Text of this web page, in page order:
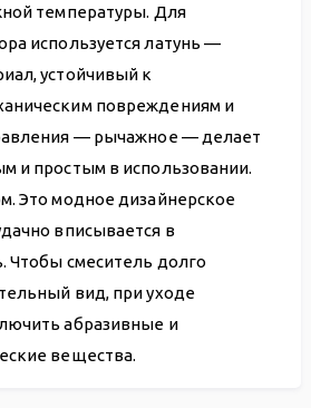
температуры. Для
используется латунь —
устойчивый к
повреждениям и
— рычажное — делает
и простым в использовании.
Это модное дизайнерское
вписывается в
Чтобы смеситель долго
вид, при уходе
абразивные и
вещества.